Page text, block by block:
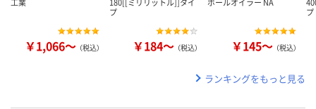
￥1,066～ （税込）
プ
￥184～ （税込） ￥145～ （税込）
プ
ランキングをもっと見る